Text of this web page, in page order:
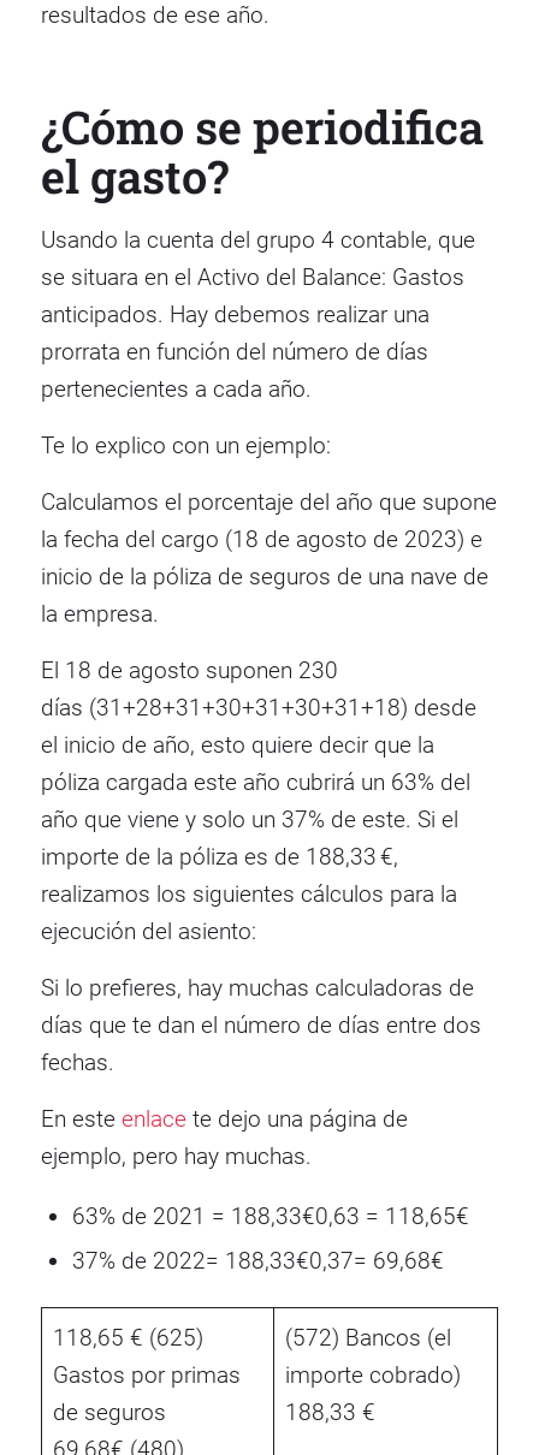
resultados de ese año.
¿Cómo se periodifica
el gasto?
Usando la cuenta del grupo 4 contable, que
se situara en el Activo del Balance: Gastos
anticipados. Hay debemos realizar una
prorrata en función del número de días
pertenecientes a cada año.
Te lo explico con un ejemplo:
Calculamos el porcentaje del año que supone
la fecha del cargo (18 de agosto de 2023) e
inicio de la póliza de seguros de una nave de
la empresa.
El 18 de agosto suponen 230
días (31+28+31+30+31+30+31+18) desde
el inicio de año, esto quiere decir que la
póliza cargada este año cubrirá un 63% del
año que viene y solo un 37% de este. Si el
importe de la póliza es de 188,33 €,
realizamos los siguientes cálculos para la
ejecución del asiento:
Si lo prefieres, hay muchas calculadoras de
días que te dan el número de días entre dos
fechas.
En este enlace te dejo una página de
ejemplo, pero hay muchas.
63% de 2021 = 188,33€0,63 = 118,65€
37% de 2022= 188,33€0,37= 69,68€
118,65 € (625)
Gastos por primas
de seguros
(572) Bancos (el
importe cobrado)
188,33 €